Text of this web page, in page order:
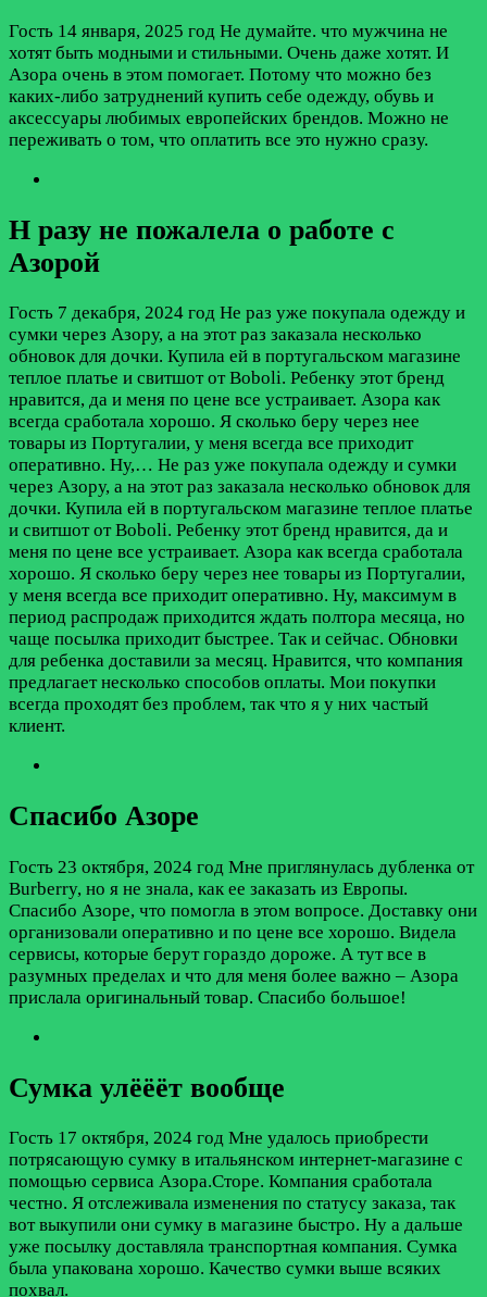
Гость 14 января, 2025 год Не думайте. что мужчина не
хотят быть модными и стильными. Очень даже хотят. И
Азора очень в этом помогает. Потому что можно без
каких-либо затруднений купить себе одежду, обувь и
аксессуары любимых европейских брендов. Можно не
переживать о том, что оплатить все это нужно сразу.
Н разу не пожалела о работе с
Азорой
Гость 7 декабря, 2024 год Не раз уже покупала одежду и
сумки через Азору, а на этот раз заказала несколько
обновок для дочки. Купила ей в португальском магазине
теплое платье и свитшот от Boboli. Ребенку этот бренд
нравится, да и меня по цене все устраивает. Азора как
всегда сработала хорошо. Я сколько беру через нее
товары из Португалии, у меня всегда все приходит
оперативно. Ну,… Не раз уже покупала одежду и сумки
через Азору, а на этот раз заказала несколько обновок для
дочки. Купила ей в португальском магазине теплое платье
и свитшот от Boboli. Ребенку этот бренд нравится, да и
меня по цене все устраивает. Азора как всегда сработала
хорошо. Я сколько беру через нее товары из Португалии,
у меня всегда все приходит оперативно. Ну, максимум в
период распродаж приходится ждать полтора месяца, но
чаще посылка приходит быстрее. Так и сейчас. Обновки
для ребенка доставили за месяц. Нравится, что компания
предлагает несколько способов оплаты. Мои покупки
всегда проходят без проблем, так что я у них частый
клиент.
Спасибо Азоре
Гость 23 октября, 2024 год Мне приглянулась дубленка от
Burberry, но я не знала, как ее заказать из Европы.
Спасибо Азоре, что помогла в этом вопросе. Доставку они
организовали оперативно и по цене все хорошо. Видела
сервисы, которые берут гораздо дороже. А тут все в
разумных пределах и что для меня более важно – Азора
прислала оригинальный товар. Спасибо большое!
Сумка улёёёт вообще
Гость 17 октября, 2024 год Мне удалось приобрести
потрясающую сумку в итальянском интернет-магазине с
помощью сервиса Азора.Сторе. Компания сработала
честно. Я отслеживала изменения по статусу заказа, так
вот выкупили они сумку в магазине быстро. Ну а дальше
уже посылку доставляла транспортная компания. Сумка
была упакована хорошо. Качество сумки выше всяких
похвал.